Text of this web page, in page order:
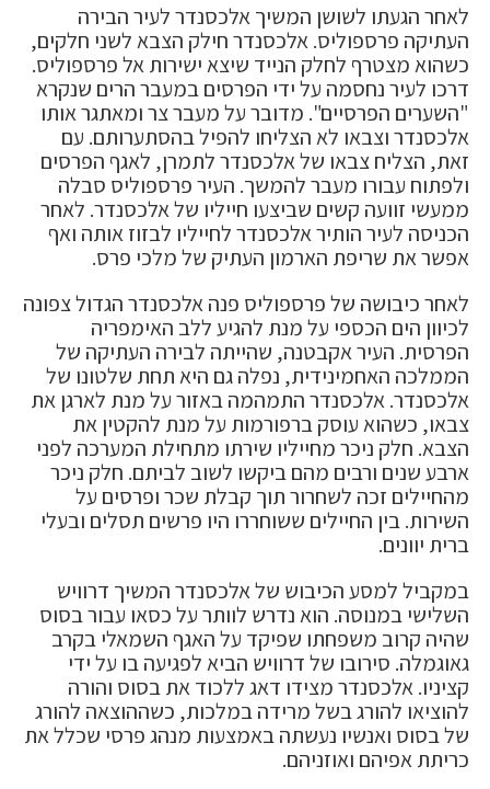
לאחר הגעתו לשושן המשיך אלכסנדר לעיר הבירה
העתיקה פרספוליס. אלכסנדר חילק הצבא לשני חלקים,
כשהוא מצטרף לחלק הנייד שיצא ישירות אל פרספוליס.
דרכו לעיר נחסמה על ידי הפרסים במעבר הרים שנקרא
"השערים הפרסיים". מדובר על מעבר צר ומאתגר אותו
אלכסנדר וצבאו לא הצליחו להפיל בהסתערותם. עם
זאת, הצליח צבאו של אלכסנדר לתמרן, לאגף הפרסים
ולפתוח עבורו מעבר להמשך. העיר פרספוליס סבלה
ממעשי זוועה קשים שביצעו חייליו של אלכסנדר. לאחר
הכניסה לעיר הותיר אלכסנדר לחייליו לבזוז אותה ואף
אפשר את שריפת הארמון העתיק של מלכי פרס.
לאחר כיבושה של פרספוליס פנה אלכסנדר הגדול צפונה
לכיוון הים הכספי על מנת להגיע ללב האימפריה
הפרסית. העיר אקבטנה, שהייתה לבירה העתיקה של
הממלכה האחמינידית, נפלה גם היא תחת שלטונו של
אלכסנדר. אלכסנדר התמהמה באזור על מנת לארגן את
צבאו, כשהוא עוסק ברפורמות על מנת להקטין את
הצבא. חלק ניכר מחייליו שירתו מתחילת המערכה לפני
ארבע שנים ורבים מהם ביקשו לשוב לביתם. חלק ניכר
מהחיילים זכה לשחרור תוך קבלת שכר ופרסים על
השירות. בין החיילים ששוחררו היו פרשים תסלים ובעלי
ברית יוונים.
במקביל למסע הכיבוש של אלכסנדר המשיך דרוויש
השלישי במנוסה. הוא נדרש לוותר על כסאו עבור בסוס
שהיה קרוב משפחתו שפיקד על האגף השמאלי בקרב
גאוגמלה. סירובו של דרוויש הביא לפגיעה בו על ידי
קציניו. אלכסנדר מצידו דאג ללכוד את בסוס והורה
להוציאו להורג בשל מרידה במלכות, כשההוצאה להורג
של בסוס ואנשיו נעשתה באמצעות מנהג פרסי שכלל את
כריתת אפיהם ואוזניהם.